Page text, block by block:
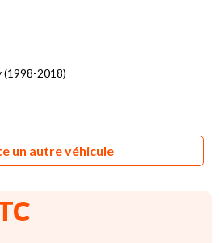
(1998-2018)
un autre véhicule